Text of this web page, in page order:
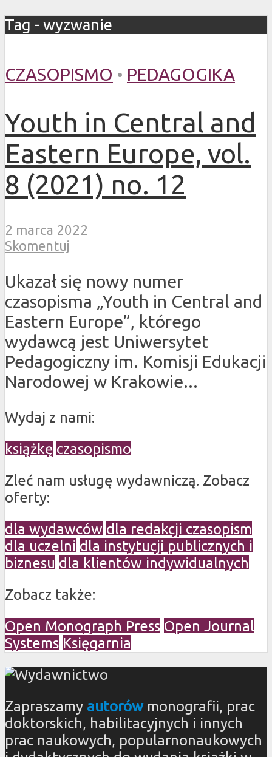
Tag - wyzwanie
CZASOPISMO • PEDAGOGIKA
Youth in Central and
Eastern Europe, vol.
8 (2021) no. 12
2 marca 2022
Skomentuj
Ukazał się nowy numer
czasopisma „Youth in Central and
Eastern Europe”, którego
wydawcą jest Uniwersytet
Pedagogiczny im. Komisji Edukacji
Narodowej w Krakowie...
Wydaj z nami:
książkę czasopismo
Zleć nam usługę wydawniczą. Zobacz
oferty:
dla wydawców dla redakcji czasopism
dla uczelni dla instytucji publicznych i
biznesu dla klientów indywidualnych
Zobacz także:
Open Monograph Press Open Journal
Systems Księgarnia
Zapraszamy autorówmonografii, prac
doktorskich, habilitacyjnych i innych
prac naukowych, popularnonaukowych